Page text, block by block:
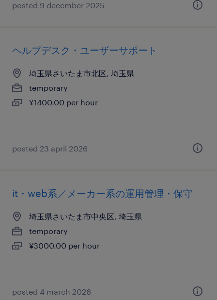
posted 9 december 2025
ヘルプデスク・ユーザーサポート
埼玉県さいたま市北区, 埼玉県
temporary
¥1400.00 per hour
posted 23 april 2026
it・web系／メーカー系の運用管理・保守
埼玉県さいたま市中央区, 埼玉県
temporary
¥3000.00 per hour
posted 4 march 2026